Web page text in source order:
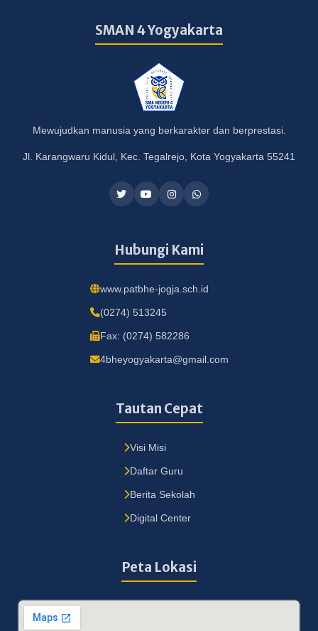
SMAN 4 Yogyakarta
Mewujudkan manusia yang berkarakter dan berprestasi.
Jl. Karangwaru Kidul, Kec. Tegalrejo, Kota Yogyakarta 55241
Hubungi Kami
www.patbhe-jogja.sch.id
(0274) 513245
Fax: (0274) 582286
4bheyogyakarta@gmail.com
Tautan Cepat
Visi Misi
Daftar Guru
Berita Sekolah
Digital Center
Peta Lokasi